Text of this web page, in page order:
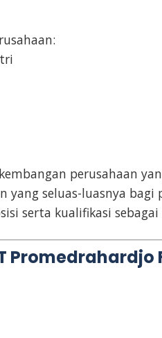
perusahaan
yang seluas-luasnya
serta kualifikasi